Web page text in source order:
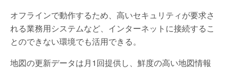
オフラインで動作するため、高いセキュリティが要求さ
れる業務用システムなど、インターネットに接続するこ
とのできない環境でも活用できる。
地図の更新データは月1回提供し、鮮度の高い地図情報